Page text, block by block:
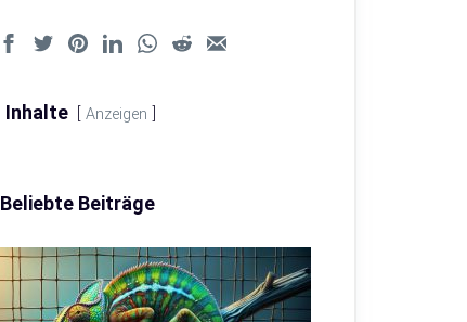
Inhalte Anzeigen
Beliebte Beiträge